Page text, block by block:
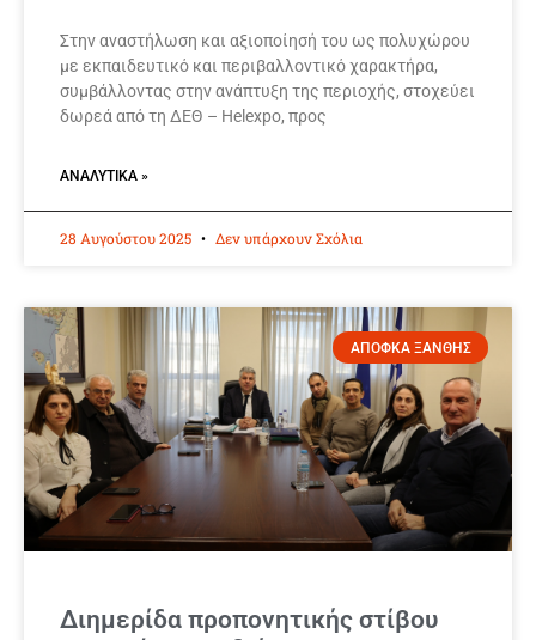
Στην αναστήλωση και αξιοποίησή του ως πολυχώρου
με εκπαιδευτικό και περιβαλλοντικό χαρακτήρα,
συμβάλλοντας στην ανάπτυξη της περιοχής, στοχεύει
δωρεά από τη ΔΕΘ – Helexpo, προς
ΑΝΑΛΥΤΙΚΆ »
28 Αυγούστου 2025 Δεν υπάρχουν Σχόλια
ΑΠΟΦΚΑ ΞΑΝΘΗΣ
Διημερίδα προπονητικής στίβου